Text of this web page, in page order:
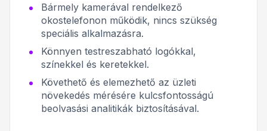
Bármely kamerával rendelkező
okostelefonon működik, nincs szükség
speciális alkalmazásra.
Könnyen testreszabható logókkal,
színekkel és keretekkel.
Követhető és elemezhető az üzleti
növekedés mérésére kulcsfontosságú
beolvasási analitikák biztosításával.